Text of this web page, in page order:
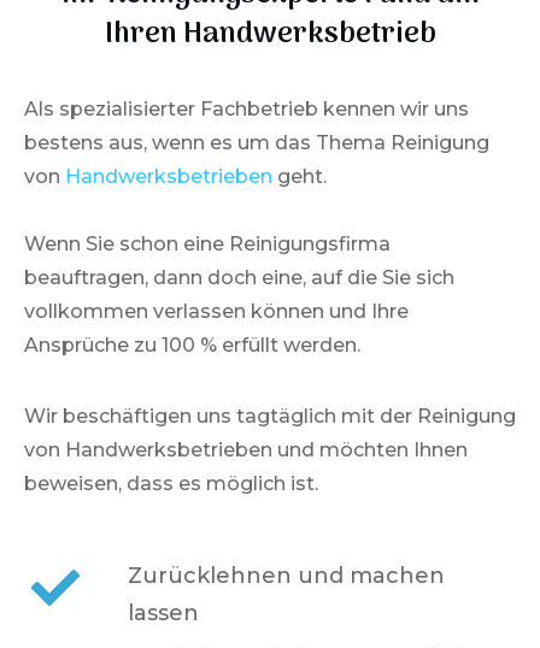
IhrenHandwerksbetrieb
Als spezialisierter Fachbetrieb kennen wir uns
bestens aus, wenn es um das Thema Reinigung
von Handwerksbetrieben geht.
Wenn Sie schon eine Reinigungsfirma
beauftragen, dann doch eine, auf die Sie sich
vollkommen verlassen können und Ihre
Ansprüche zu 100 % erfüllt werden.
Wir beschäftigen uns tagtäglich mit der Reinigung
von Handwerksbetrieben und möchten Ihnen
beweisen, dass es möglich ist.
Zurücklehnen und machen
lassen